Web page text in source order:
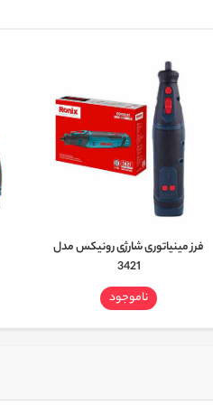
فرز مینیاتوری شارژی رونیکس مدل
3421
ناموجود